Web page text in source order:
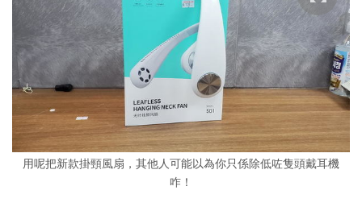
用呢把新款掛頸風扇，其他人可能以為你只係除低咗隻頭戴耳機
咋！